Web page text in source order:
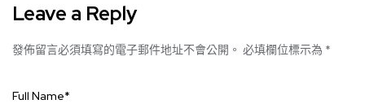
Leave a Reply
發佈留言必須填寫的電子郵件地址不會公開。 必填欄位標示為 *
Full Name*